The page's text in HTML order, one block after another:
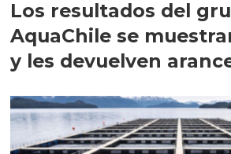
Los resultados del
AquaChile se
y les devuelven